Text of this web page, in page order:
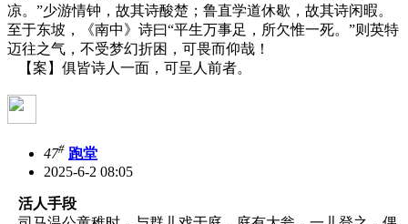
凉。”少游情钟，故其诗酸楚；鲁直学道休歇，故其诗闲暇。
至于东坡，《南中》诗曰“平生万事足，所欠惟一死。”则英特
迈往之气，不受梦幻折困，可畏而仰哉！
【案】俱皆诗人一面，可呈人前者。
47# 跑堂
2025-6-2 08:05
活人手段